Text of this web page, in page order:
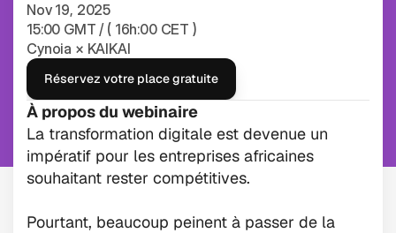
Nov 19, 2025
15:00 GMT / ( 16h:00 CET )
Cynoia × KAIKAI
Réservez votre place gratuite
À propos du webinaire
La transformation digitale est devenue un
impératif pour les entreprises africaines
souhaitant rester compétitives.
Pourtant, beaucoup peinent à passer de la